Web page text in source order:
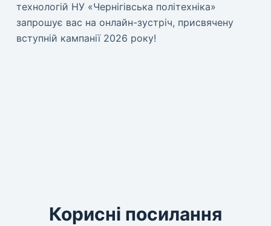
технологій НУ «Чернігівська політехніка»
запрошує вас на онлайн-зустріч, присвячену
вступній кампанії 2026 року!
Корисні посилання